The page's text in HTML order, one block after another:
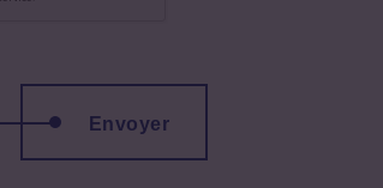
Envoyer